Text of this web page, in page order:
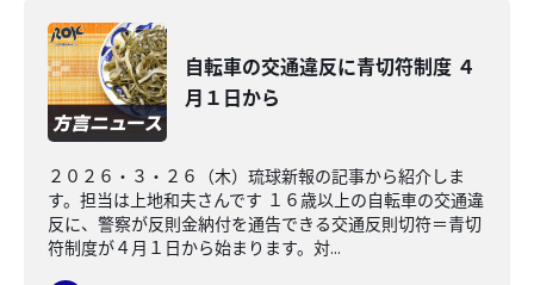
自転車の交通違反に青切符制度 ４
月１日から
２０２６・３・２６（木）琉球新報の記事から紹介しま
す。担当は上地和夫さんです １６歳以上の自転車の交通違
反に、警察が反則金納付を通告できる交通反則切符＝青切
符制度が４月１日から始まります。対...